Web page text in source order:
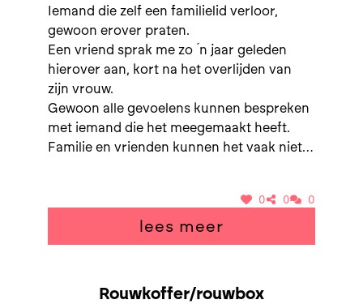
Iemand die zelf een familielid verloor,
gewoon erover praten.
Een vriend sprak me zo ́n jaar geleden
hierover aan, kort na het overlijden van
zijn vrouw.
Gewoon alle gevoelens kunnen bespreken
met iemand die het meegemaakt heeft.
Familie en vrienden kunnen het vaak niet
0 0 0
lees meer
Rouwkoffer/rouwbox